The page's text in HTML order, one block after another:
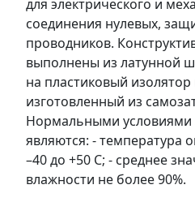
для электрического и
соединения нулевых,
проводников.
выполнены из латунной
на пластиковый
изготовленный из
Нормальными условиями
являютcя: - температура
–40 до +50 С; - среднее
влажности не более 90%.